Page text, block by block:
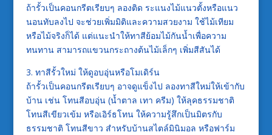
ถ้ารั้วเป็นคอนกรีตเรียบๆ ลองติด ระแนงไม้แนวตั้งหรือแนว
นอนทับลงไป จะช่วยเพิ่มมิติและความสวยงาม ใช้ไม้เทียม
หรือไม้จริงก็ได้ แต่แนะนำให้ทาสีย้อมไม้กันน้ำเพื่อความ
ทนทาน สามารถแขวนกระถางต้นไม้เล็กๆ เพิ่มสีสันได้
3. ทาสีรั้วใหม่ ให้ดูอบอุ่นหรือโมเดิร์น
ถ้ารั้วเป็นคอนกรีตเรียบๆ อาจดูแข็งไป ลองทาสีใหม่ให้เข้ากับ
บ้าน เช่น โทนสีอบอุ่น (น้ำตาล เทา ครีม) ให้ลุคธรรมชาติ
โทนสีเขียวเข้ม หรือเอิร์ธโทน ให้ความรู้สึกเป็นมิตรกับ
ธรรมชาติ โทนสีขาว สำหรับบ้านสไตล์มินิมอล หรือฟาร์ม